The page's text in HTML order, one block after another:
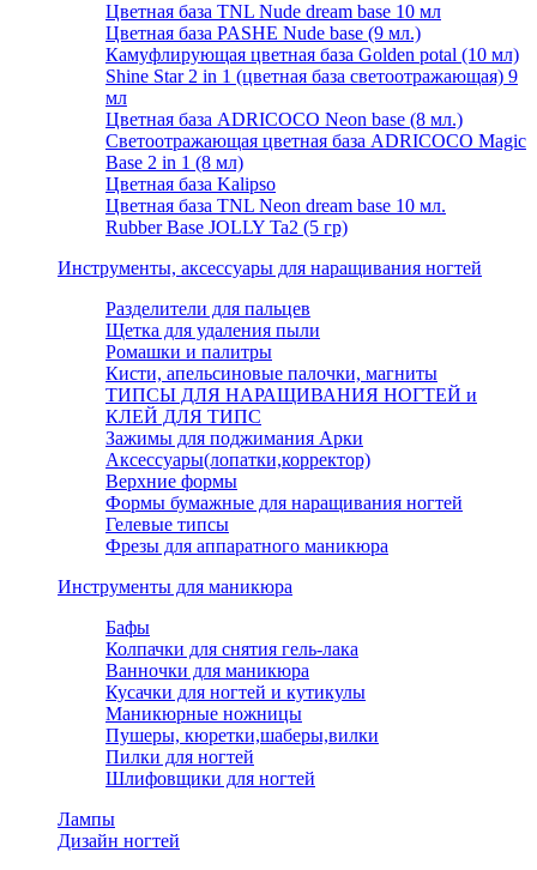
Цветная база TNL Nude dream base 10 мл
Цветная база PASHE Nude base (9 мл.)
Камуфлирующая цветная база Golden potal (10 мл)
Shine Star 2 in 1 (цветная база светоотражающая) 9
мл
Цветная база ADRICOCO Neon base (8 мл.)
Светоотражающая цветная база ADRICOCO Magic
Base 2 in 1 (8 мл)
Цветная база Kalipso
Цветная база TNL Neon dream base 10 мл.
Rubber Base JOLLY Ta2 (5 гр)
Инструменты, аксессуары для наращивания ногтей
Разделители для пальцев
Щетка для удаления пыли
Ромашки и палитры
Кисти, апельсиновые палочки, магниты
ТИПСЫ ДЛЯ НАРАЩИВАНИЯ НОГТЕЙ и
КЛЕЙ ДЛЯ ТИПС
Зажимы для поджимания Арки
Аксессуары(лопатки,корректор)
Верхние формы
Формы бумажные для наращивания ногтей
Гелевые типсы
Фрезы для аппаратного маникюра
Инструменты для маникюра
Бафы
Колпачки для снятия гель-лака
Ванночки для маникюра
Кусачки для ногтей и кутикулы
Маникюрные ножницы
Пушеры, кюретки,шаберы,вилки
Пилки для ногтей
Шлифовщики для ногтей
Лампы
Дизайн ногтей